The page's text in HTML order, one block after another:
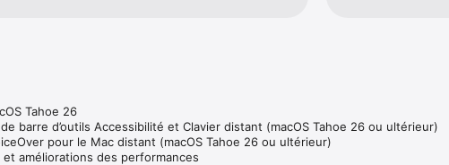
ultra-rapides grâce aux recherches Spotlight à distance.
les ouvertures de session et sur l’utilisation des applications.
tâches, générez des rapports d’inventaire, même à partir de systèmes mobiles
Tahoe 26
barre d’outils Accessibilité et Clavier distant (macOS Tahoe 26 ou ultérieur)
pour le Mac distant (macOS Tahoe 26 ou ultérieur)
améliorations des performances